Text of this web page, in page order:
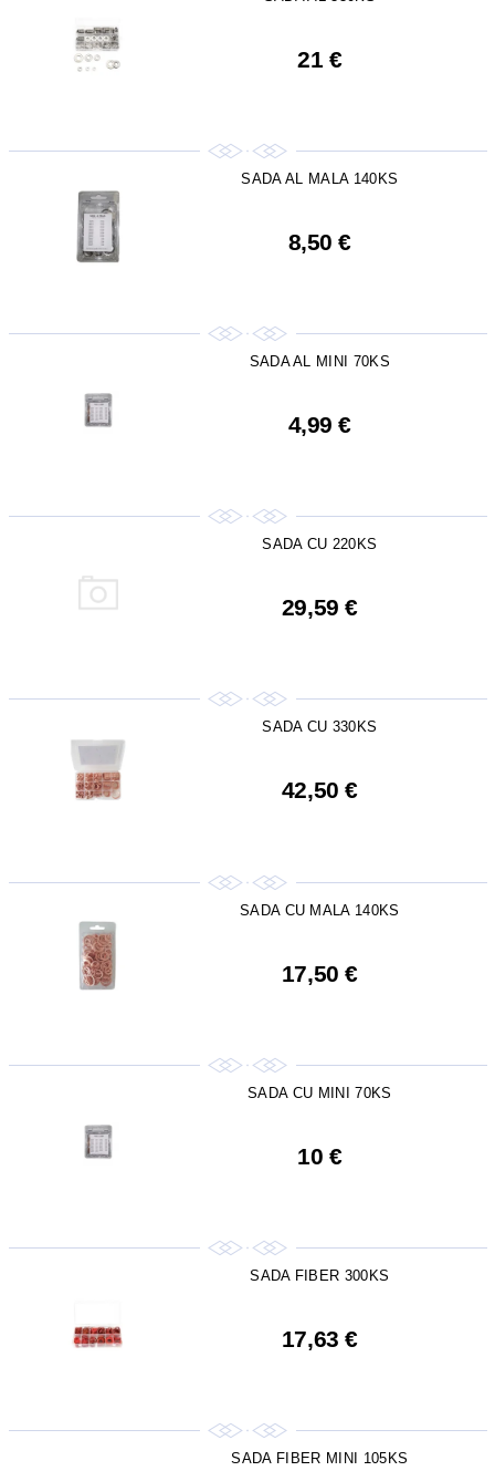
21 €
SADA AL MALA 140KS
8,50 €
SADA AL MINI 70KS
4,99 €
SADA CU 220KS
29,59 €
SADA CU 330KS
42,50 €
SADA CU MALA 140KS
17,50 €
SADA CU MINI 70KS
10 €
SADA FIBER 300KS
17,63 €
SADA FIBER MINI 105KS